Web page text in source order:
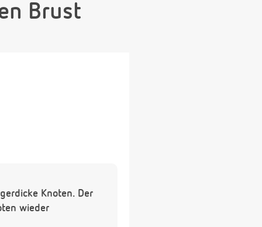
Brust
Knoten. Der
wieder